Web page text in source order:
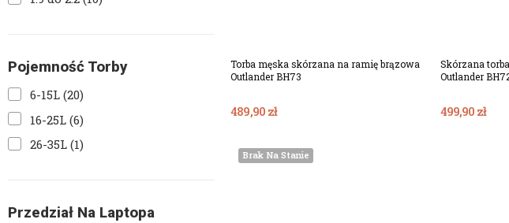
Pojemność Torby
6-15L(20)
16-25L(6)
26-35L(1)
Przedział Na Laptopa
Torba męska skórzana na ramię brązowa
Outlander BH73
489,90 zł
Skórzana
Outlander
499,90 zł
Brak Na Stanie